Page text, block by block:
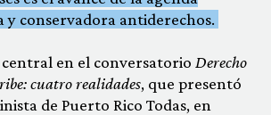
conservadora antiderechos.
central en el conversatorio Derecho
cuatro realidades, que presentó
de Puerto Rico Todas, en